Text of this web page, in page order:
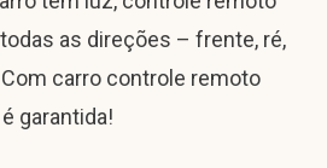
as direções – frente, ré,
carro controle remoto
garantida!